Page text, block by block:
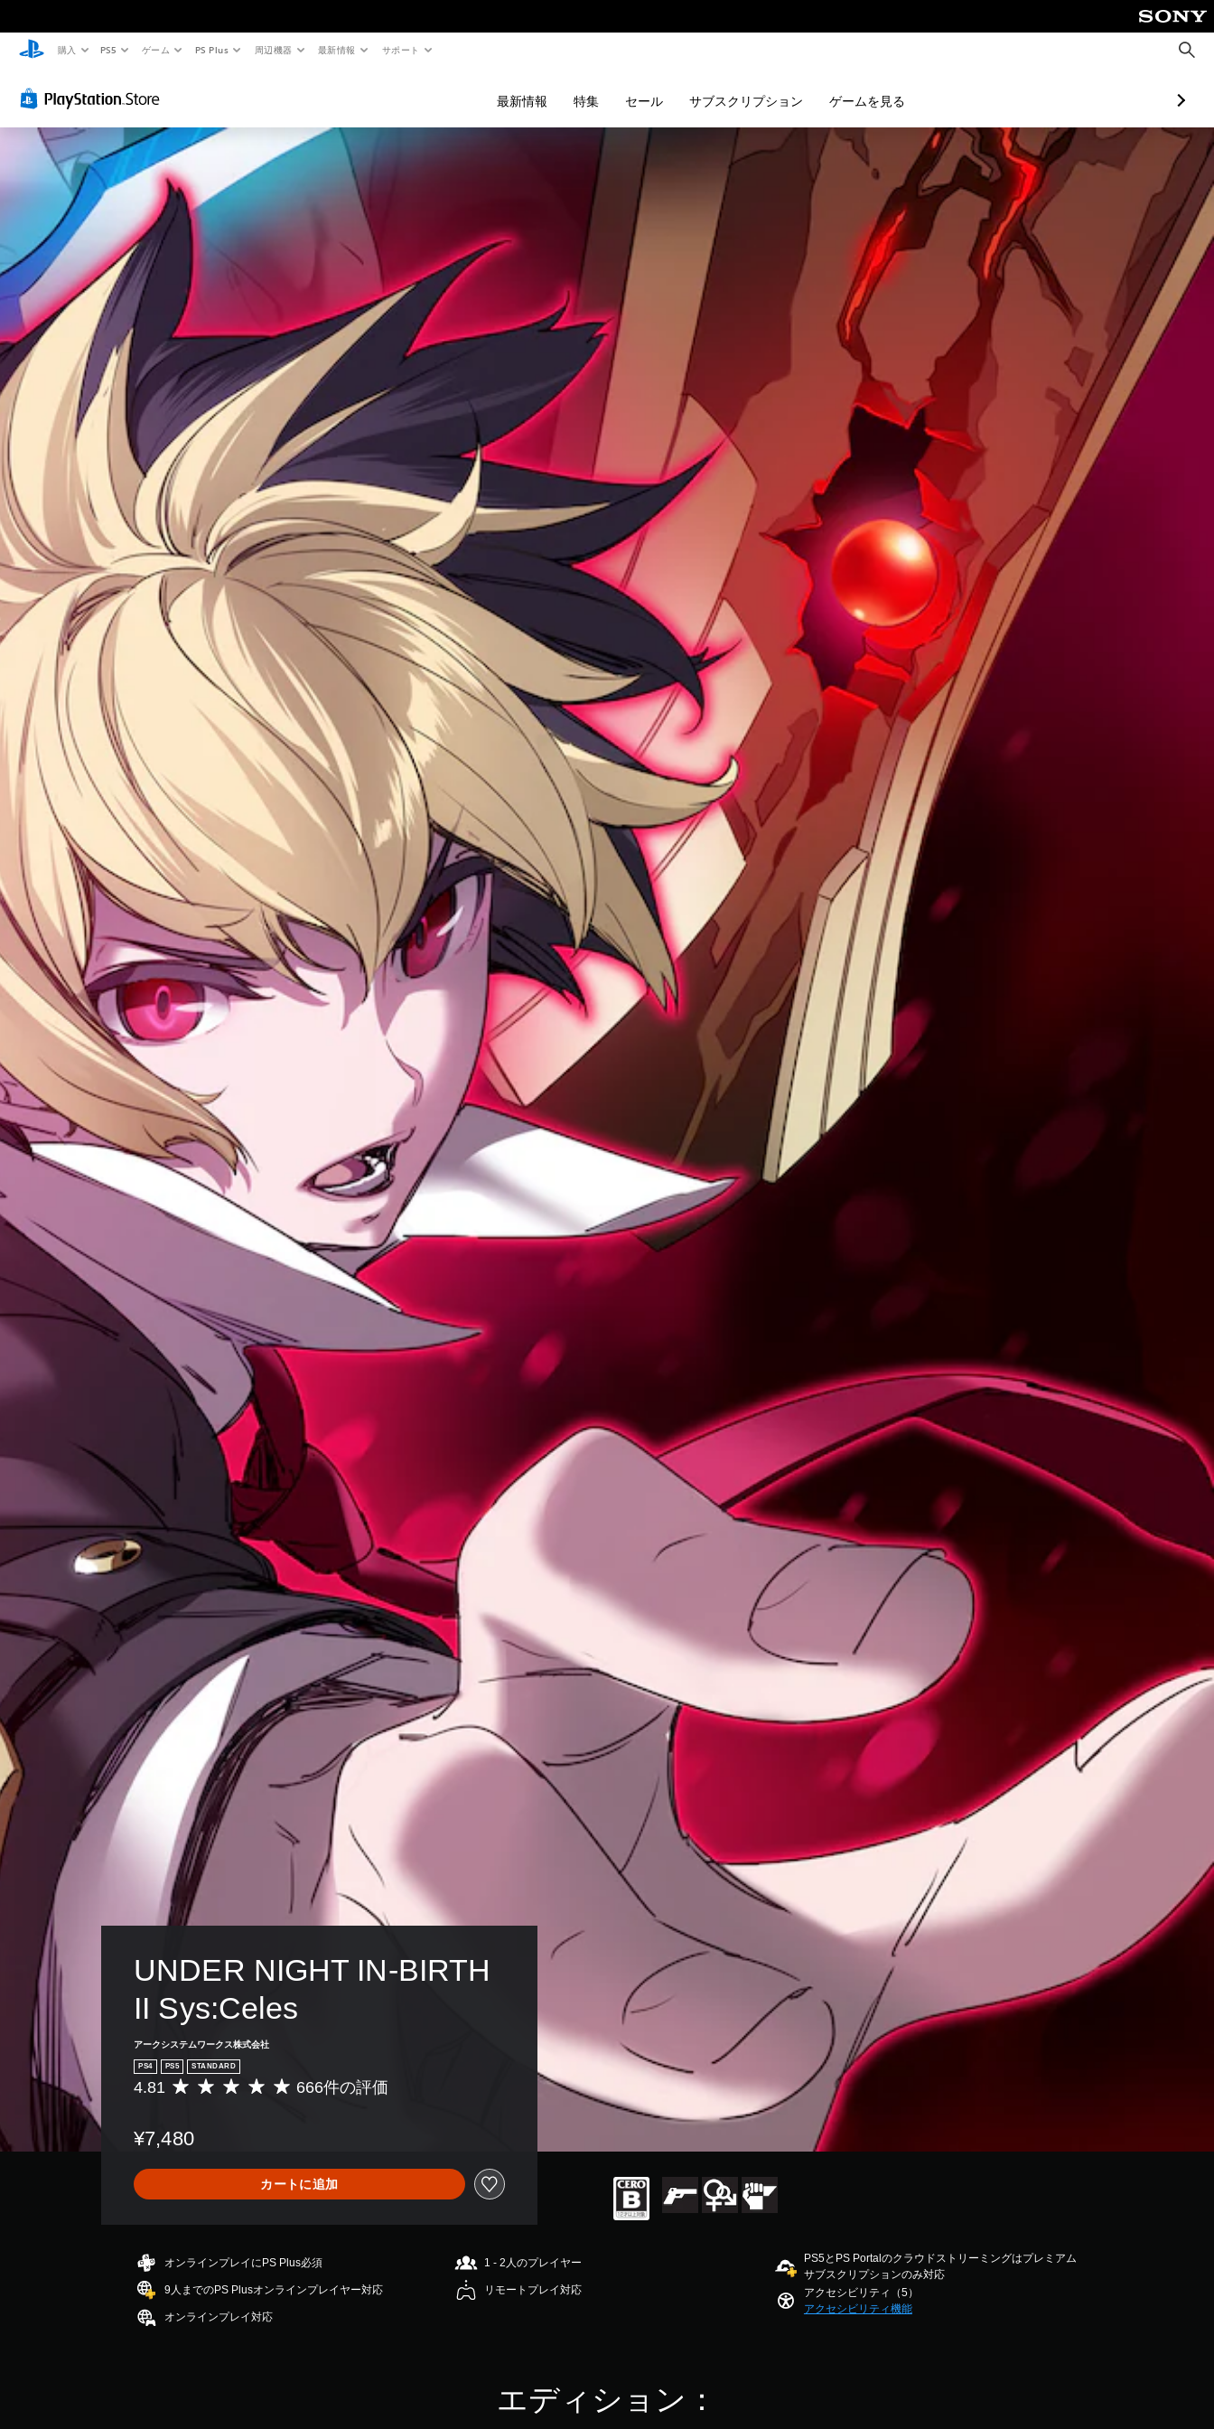
購入 PS5 ゲーム PS Plus 周辺機器 最新情報 サポート
検
索
最新情報 特集 セール サブスクリプション ゲームを見る
UNDER NIGHT IN-BIRTH
II Sys:Celes
アークシステムワークス株式会社
PS4 PS5 STANDARD
評
は
6
6
平
評
は
5
段
4.81 666件の評価
¥7,480
カートに追加
オンラインプレイにPS Plus必須
9人までのPS Plusオンラインプレイヤー対応
オンラインプレイ対応
1 - 2人のプレイヤー
リモートプレイ対応
PS5とPS Portalのクラウドストリーミングはプレミアム
サブスクリプションのみ対応
アクセシビリティ（5）
アクセシビリティ機能
エディション：
音
コ
ト
ロ
ー
ル
の
音
量
を
下
た
り
消
音
で
ま
す
。
字
（
本
）
主
要
ト
ー
リ
ー
と
ャ
ラ
ク
タ
ー
字
幕
が
表
さ
れ
ま
す
。
ボ
ン
り
当
て
の
更
（
基
本
）
リ
セ
ッ
ト
の
イ
ア
ウ
ト
を
使
っ
た
り
、
ボ
置
を
編
集
し
て
、
操
作
法
を
変
で
き
ま
す
。
難
度
整
（
基
本
ゲ
ー
ム
の
難
易
を
変
更
し
て
ゲ
ー
ム
全
の
難
易
度
を
下
と
が
で
き
ま
す
。
習
モ
ー
ゲ
ー
ム
メ
イ
ン
プ
イ
影
響
な
用
モ
ー
ド
い
ま